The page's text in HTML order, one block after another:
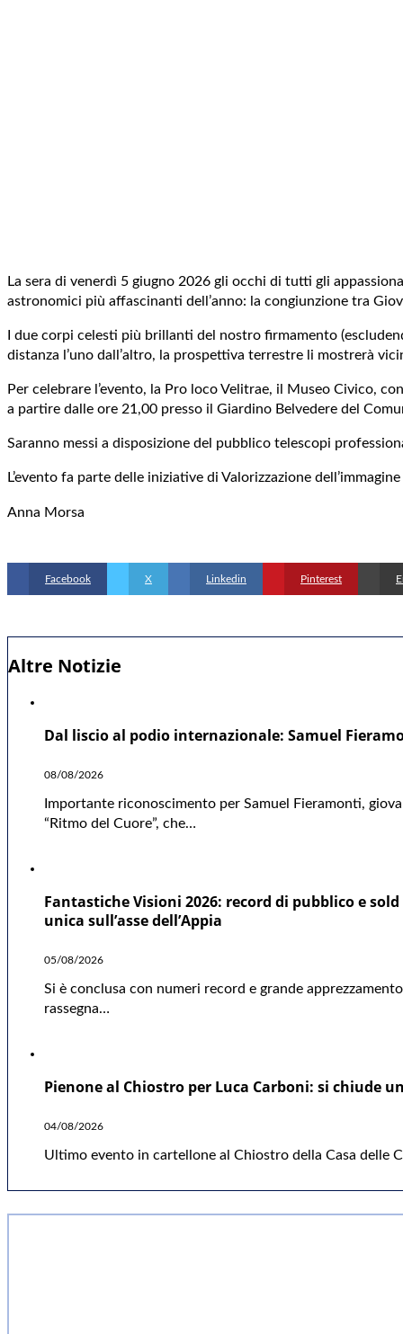
Altre Notizie
Dal liscio al podio internazionale: Samuel
08/08/2026
Importante riconoscimento per Samuel Fieramonti,
“Ritmo del Cuore”, che…
Fantastiche Visioni 2026: record di pubblico e
unica sull’asse dell’Appia
05/08/2026
Si è conclusa con numeri record e grande
rassegna…
Pienone al Chiostro per Luca Carboni: si chiude
04/08/2026
Ultimo evento in cartellone al Chiostro della Casa delle
La sera di venerdì 5 giugno 2026 gli occhi di tutti gli
astronomici più affascinanti dell’anno: la congiunzione tra
I due corpi celesti più brillanti del nostro firmamento
distanza l’uno dall’altro, la prospettiva terrestre li mostrerà
Per celebrare l’evento, la Pro loco Velitrae, il Museo Civico,
a partire dalle ore 21,00 presso il Giardino Belvedere del
Saranno messi a disposizione del pubblico telescopi
L’evento fa parte delle iniziative di Valorizzazione
Anna Morsa
Facebook X Linkedin Pinterest